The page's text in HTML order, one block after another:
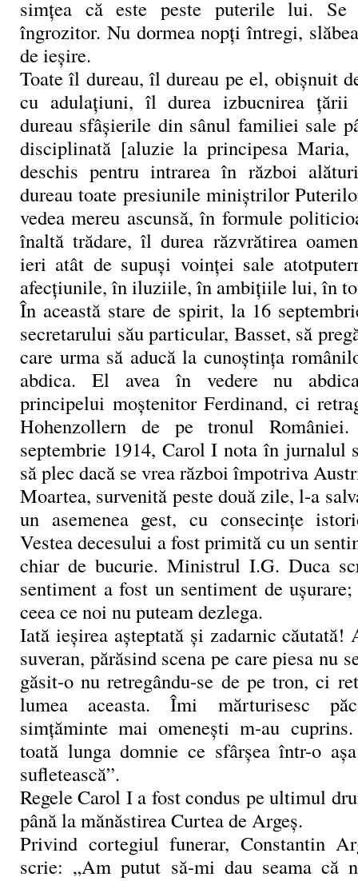
simţea că este peste puterile lui. Se
îngrozitor. Nu dormea nopţi întregi,
de ieşire.
Toate îl dureau, îl dureau pe el, obişnuit
cu adulaţiuni, îl durea izbucnirea
dureau sfâşierile din sânul familiei sale
disciplinată [aluzie la principesa Maria,
deschis pentru intrarea în război
dureau toate presiunile miniştrilor
vedea mereu ascunsă, în formule
înaltă trădare, îl durea răzvrătirea
ieri atât de supuşi voinţei sale
afecţiunile, în iluziile, în ambiţiile lui, în
În această stare de spirit, la 16
secretarului său particular, Basset, să
care urma să aducă la cunoştinţa
abdica. El avea în vedere nu
principelui moştenitor Ferdinand, ci
Hohenzollern de pe tronul
septembrie 1914, Carol I nota în jurnalul
să plec dacă se vrea război împotriva
Moartea, survenită peste două zile, l-a
un asemenea gest, cu consecinţe
Vestea decesului a fost primită cu un
chiar de bucurie. Ministrul I.G. Duca
sentiment a fost un sentiment de
ceea ce noi nu puteam dezlega.
Iată ieşirea aşteptată şi zadarnic căutată!
suveran, părăsind scena pe care piesa nu
găsit-o nu retregându-se de pe tron, ci
lumea aceasta. Îmi mărturisesc
simţăminte mai omeneşti m-au
toată lunga domnie ce sfârşea într-o
sufletească”.
Regele Carol I a fost condus pe ultimul
până la mănăstirea Curtea de Argeş.
Privind cortegiul funerar, Constantin
scrie: „Am putut să-mi dau seama că